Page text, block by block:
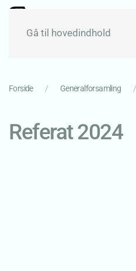
Gå til hovedindhold
Forside Generalforsamling
Referat 2024